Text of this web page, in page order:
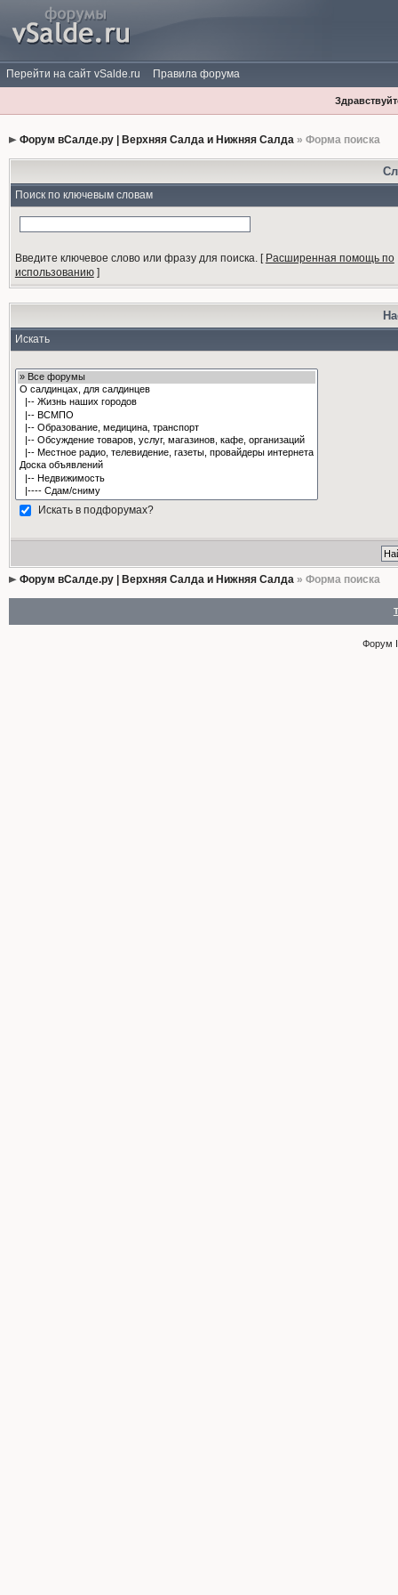
Перейти на сайт vSalde.ru Правила форума
Форум вСалде.ру | Верхняя Салда и Нижняя Салда» Форма поиска
Поиск по ключевым словам
Введите ключевое слово или фразу для поиска.[ Расширенная помощь по
использованию]
Искать
Искать в подфорумах?
Форум вСалде.ру | Верхняя Салда и Нижняя Салда» Форма поиска
Форум